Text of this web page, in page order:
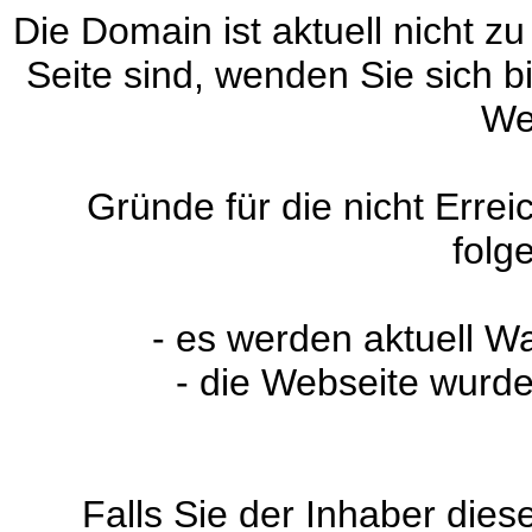
Die Domain ist aktuell nicht
Seite sind, wenden Sie sich
Gründe für die nicht
- es werden aktuell
- die Webseite
Falls Sie der Inhaber